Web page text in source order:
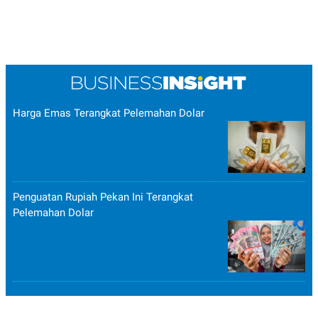
Harga Emas Terangkat Pelemahan Dolar
Penguatan Rupiah Pekan Ini Terangkat
Pelemahan Dolar